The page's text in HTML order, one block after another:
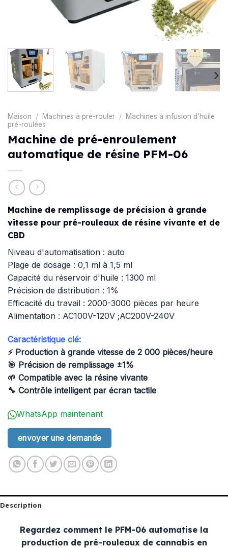
Maison / Machines à pré-rouler /
Machines à infusion d'huile
pré-roulées
Machine de pré-enroulement
automatique de résine PFM-06
Machine de remplissage de précision à grande
vitesse pour pré-rouleaux de résine vivante et de
CBD
Niveau d'automatisation : auto
Plage de dosage : 0,1 ml à 1,5 ml
Capacité du réservoir d'huile : 1300 ml
Précision de distribution : 1%
Efficacité du travail : 2000-3000 pièces par heure
Alimentation : AC100V-120V ;AC200V-240V
Caractéristique clé:
⚡ Production à grande vitesse de 2 000 pièces/heure
🎯 Précision de remplissage ±1%
🌱 Compatible avec la résine vivante
🔧 Contrôle intelligent par écran tactile
WhatsApp maintenant
envoyer une demande
Description
Regardez comment le PFM-06 automatise la
production de pré-rouleaux de cannabis en